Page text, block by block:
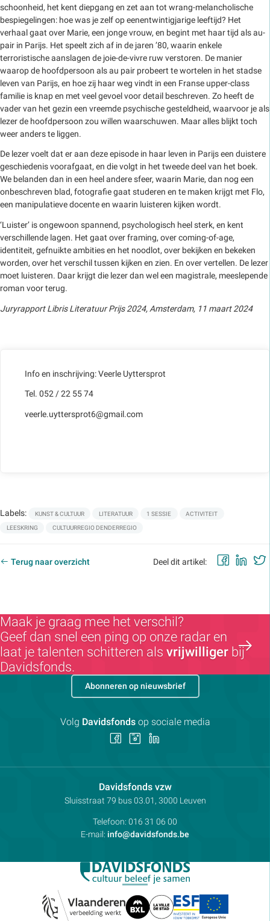
schoonheid, het kent diepgang en zet aan tot wrang-melancholische
bespiegelingen: hoe was je zelf op eenentwintigjarige leeftijd? Het
verhaal gaat over Marie, een jonge vrouw, en begint met haar tijd als au-
pair in Parijs. Het speelt zich af in de jaren ’80, waarin enkele
terroristische aanslagen de joie-de-vivre ruw verstoren. De manier
waarop de hoofdpersoon als au pair probeert te wortelen in het stadse
leven van Parijs, en hoe zij haar weg vindt in een Franse upper-class
familie is knap en met veel gevoel voor detail beschreven. Zo heeft de
vader van het gezin een vreemde psychische gesteldheid, waarvoor je als
lezer de hoofdpersoon zou willen waarschuwen. Maar alles blijkt toch
weer anders te liggen.
De lezer voelt dat er aan deze episode in haar leven in Parijs een duistere
geschiedenis voorafgaat, en die volgt in het tweede deel van het boek.
We belanden dan in een heel andere sfeer, waarin Marie, dan nog een
onbeschreven blad, fotografie gaat studeren en te maken krijgt met Flo,
een manipulatieve docente en waarin luisteren kijken wordt.
‘Luister’ is ongewoon spannend, psychologisch heel sterk, en kent
verschillende lagen. Het gaat over framing, over coming-of-age,
identiteit, gefnuikte ambities en het noodlot, over bekijken en bekeken
worden, over het verschil tussen kijken en zien. En over vertellen. De lezer
moet luisteren. Daar krijgt die lezer dan wel een magistrale, meeslepende
roman voor terug.
Juryrapport Libris Literatuur Prijs 2024, Amsterdam, 11 maart 2024
Info en inschrijving: Veerle Uyttersprot
Tel. 052 / 22 55 74
veerle.uyttersprot6@gmail.com
Labels: KUNST & CULTUUR LITERATUUR 1 SESSIE ACTIVITEIT
LEESKRING CULTUURREGIO DENDERREGIO
Terug naar overzicht Deel dit artikel:
Maak je graag mee het verschil?
Geef dan snel een ping op onze radar en
laat je talenten schitteren als vrijwilliger bij
Davidsfonds.
Davidsfonds vzwContactpersoon:
Adres:
Sluisstraat 79 bus 03.01, 3000 Leuven
Telefoon: 016 31 06 00
E-mail: info@davidsfonds.be
Abonneren op nieuwsbrief
Volg Davidsfondsop sociale media
Volg Volg